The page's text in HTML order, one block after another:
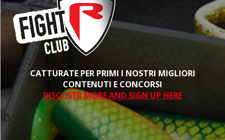
CATTURATE PER PRIMI I NOSTRI MIGLIORI
CONTENUTI E CONCORSI
DISCOVER MORE AND SIGN UP HERE